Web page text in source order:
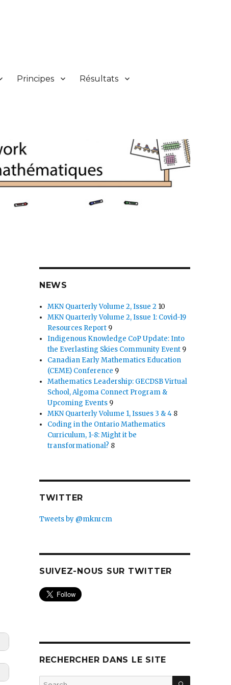
Principes Résultats
NEWS
MKN Quarterly Volume 2, Issue 2 10
MKN Quarterly Volume 2, Issue 1: Covid-19
Resources Report 9
Indigenous Knowledge CoP Update: Into
the Everlasting Skies Community Event 9
Canadian Early Mathematics Education
(CEME) Conference 9
Mathematics Leadership: GECDSB Virtual
School, Algoma Connect Program &
Upcoming Events 9
MKN Quarterly Volume 1, Issues 3 & 4 8
Coding in the Ontario Mathematics
Curriculum, 1-8: Might it be
transformational? 8
TWITTER
Tweets by @mknrcm
SUIVEZ-NOUS SUR TWITTER
RECHERCHER DANS LE SITE
Search
SEARCH